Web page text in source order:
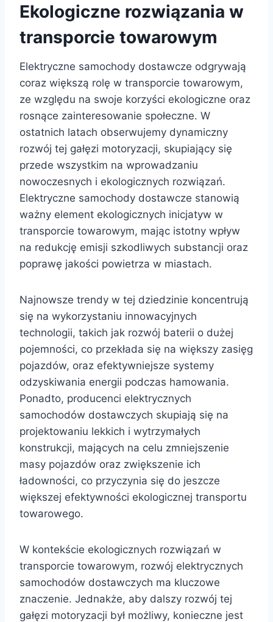
Ekologiczne rozwiązania w
transporcie towarowym
Elektryczne samochody dostawcze odgrywają
coraz większą rolę w transporcie towarowym,
ze względu na swoje korzyści ekologiczne oraz
rosnące zainteresowanie społeczne. W
ostatnich latach obserwujemy dynamiczny
rozwój tej gałęzi motoryzacji, skupiający się
przede wszystkim na wprowadzaniu
nowoczesnych i ekologicznych rozwiązań.
Elektryczne samochody dostawcze stanowią
ważny element ekologicznych inicjatyw w
transporcie towarowym, mając istotny wpływ
na redukcję emisji szkodliwych substancji oraz
poprawę jakości powietrza w miastach.
Najnowsze trendy w tej dziedzinie koncentrują
się na wykorzystaniu innowacyjnych
technologii, takich jak rozwój baterii o dużej
pojemności, co przekłada się na większy zasięg
pojazdów, oraz efektywniejsze systemy
odzyskiwania energii podczas hamowania.
Ponadto, producenci elektrycznych
samochodów dostawczych skupiają się na
projektowaniu lekkich i wytrzymałych
konstrukcji, mających na celu zmniejszenie
masy pojazdów oraz zwiększenie ich
ładowności, co przyczynia się do jeszcze
większej efektywności ekologicznej transportu
towarowego.
W kontekście ekologicznych rozwiązań w
transporcie towarowym, rozwój elektrycznych
samochodów dostawczych ma kluczowe
znaczenie. Jednakże, aby dalszy rozwój tej
gałęzi motoryzacji był możliwy, konieczne jest